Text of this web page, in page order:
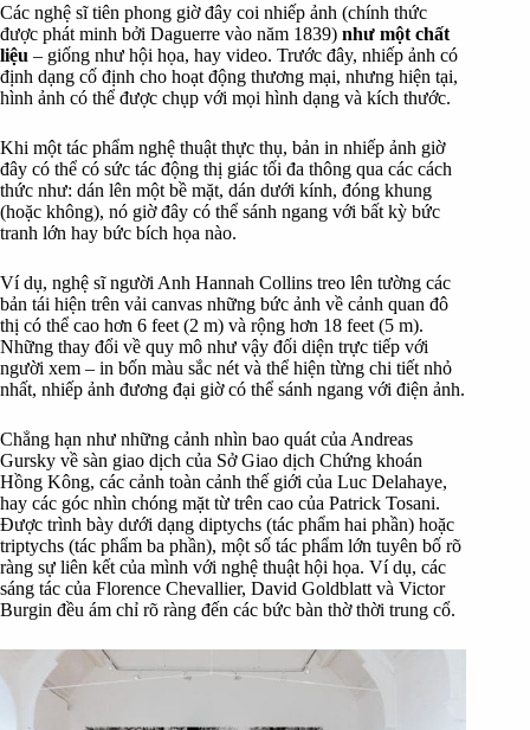
Các nghệ sĩ tiên phong giờ đây coi nhiếp ảnh (chính thức
được phát minh bởi Daguerre vào năm 1839) như một chất
liệu – giống như hội họa, hay video. Trước đây, nhiếp ảnh có
định dạng cố định cho hoạt động thương mại, nhưng hiện tại,
hình ảnh có thể được chụp với mọi hình dạng và kích thước.
Khi một tác phẩm nghệ thuật thực thụ, bản in nhiếp ảnh giờ
đây có thể có sức tác động thị giác tối đa thông qua các cách
thức như: dán lên một bề mặt, dán dưới kính, đóng khung
(hoặc không), nó giờ đây có thể sánh ngang với bất kỳ bức
tranh lớn hay bức bích họa nào.
Ví dụ, nghệ sĩ người Anh Hannah Collins treo lên tường các
bản tái hiện trên vải canvas những bức ảnh về cảnh quan đô
thị có thể cao hơn 6 feet (2 m) và rộng hơn 18 feet (5 m).
Những thay đổi về quy mô như vậy đối diện trực tiếp với
người xem – in bốn màu sắc nét và thể hiện từng chi tiết nhỏ
nhất, nhiếp ảnh đương đại giờ có thể sánh ngang với điện ảnh.
Chẳng hạn như những cảnh nhìn bao quát của Andreas
Gursky về sàn giao dịch của Sở Giao dịch Chứng khoán
Hồng Kông, các cảnh toàn cảnh thế giới của Luc Delahaye,
hay các góc nhìn chóng mặt từ trên cao của Patrick Tosani.
Được trình bày dưới dạng diptychs (tác phẩm hai phần) hoặc
triptychs (tác phẩm ba phần), một số tác phẩm lớn tuyên bố rõ
ràng sự liên kết của mình với nghệ thuật hội họa. Ví dụ, các
sáng tác của Florence Chevallier, David Goldblatt và Victor
Burgin đều ám chỉ rõ ràng đến các bức bàn thờ thời trung cổ.